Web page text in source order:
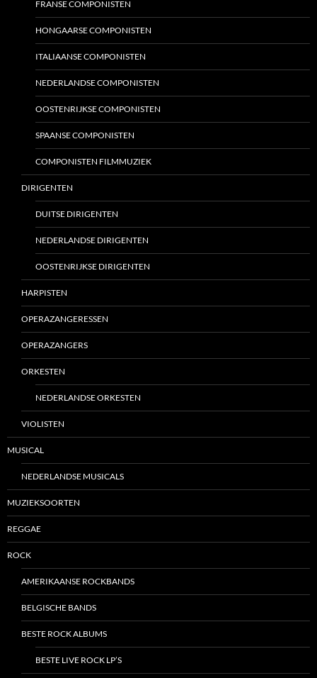
FRANSE COMPONISTEN
HONGAARSE COMPONISTEN
ITALIAANSE COMPONISTEN
NEDERLANDSE COMPONISTEN
OOSTENRIJKSE COMPONISTEN
SPAANSE COMPONISTEN
COMPONISTEN FILMMUZIEK
DIRIGENTEN
DUITSE DIRIGENTEN
NEDERLANDSE DIRIGENTEN
OOSTENRIJKSE DIRIGENTEN
HARPISTEN
OPERAZANGERESSEN
OPERAZANGERS
ORKESTEN
NEDERLANDSE ORKESTEN
VIOLISTEN
MUSICAL
NEDERLANDSE MUSICALS
MUZIEKSOORTEN
REGGAE
ROCK
AMERIKAANSE ROCKBANDS
BELGISCHE BANDS
BESTE ROCK ALBUMS
BESTE LIVE ROCK LP’S